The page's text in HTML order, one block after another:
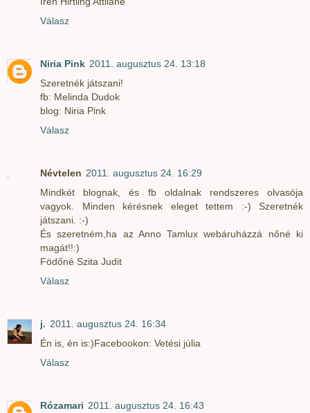
Válasz
Niria Pink 2011. augusztus 24. 13:18
Szeretnék játszani!
fb: Melinda Dudok
blog: Niria Pink
Válasz
Névtelen 2011. augusztus 24. 16:29
Mindkét blognak, és fb oldalnak rendszeres olvasója
vagyok. Minden kérésnek eleget tettem :-) Szeretnék
játszani. :-)
És szeretném,ha az Anno Tamlux webáruházzá nőné ki
magát!!:)
Födőné Szita Judit
Válasz
j. 2011. augusztus 24. 16:34
Én is, én is:)Facebookon: Vetési júlia
Válasz
Rózamari 2011. augusztus 24. 16:43